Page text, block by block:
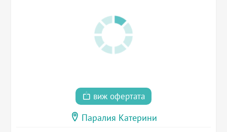
виж офертата
Паралия Катерини